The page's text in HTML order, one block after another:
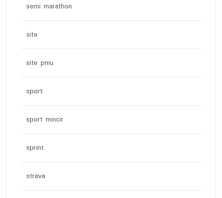
semi marathon
site
site pmu
sport
sport mincir
sprint
strava